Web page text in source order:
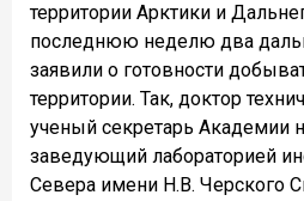
территории Арктики и
последнюю неделю два
заявили о готовности
территории. Так, доктор
ученый секретарь Академии
заведующий лабораторией
Севера имени Н.В. Черского